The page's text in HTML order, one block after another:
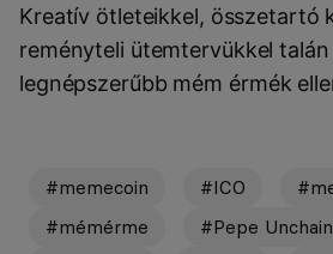
Kreatív ötleteikkel, összetartó
reményteli ütemtervükkel talán
legnépszerűbb mém érmék
#memecoin #ICO
#mémérme
#Pepe